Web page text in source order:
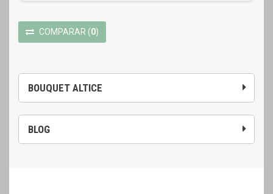
BOUQUET ALTICE
BLOG
COMPARAR (0)